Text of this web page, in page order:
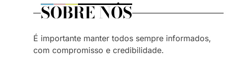
SOBRE NÓS
É importante manter todos sempre informados,
com compromisso e credibilidade.